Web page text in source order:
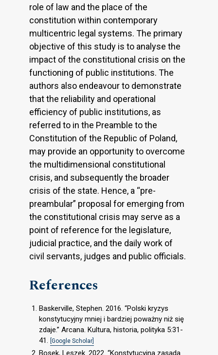
role of law and the place of the
constitution within contemporary
multicentric legal systems. The primary
objective of this study is to analyse the
impact of the constitutional crisis on the
functioning of public institutions. The
authors also endeavour to demonstrate
that the reliability and operational
efficiency of public institutions, as
referred to in the Preamble to the
Constitution of the Republic of Poland,
may provide an opportunity to overcome
the multidimensional constitutional
crisis, and subsequently the broader
crisis of the state. Hence, a “pre-
preambular” proposal for emerging from
the constitutional crisis may serve as a
point of reference for the legislature,
judicial practice, and the daily work of
civil servants, judges and public officials.
References
Baskerville, Stephen. 2016. “Polski kryzys
konstytucyjny mniej i bardziej poważny niż się
zdaje.” Arcana. Kultura, historia, polityka 5:31-
41. [Google Scholar]
Bosek, Leszek. 2022. “Konstytucyjna zasada